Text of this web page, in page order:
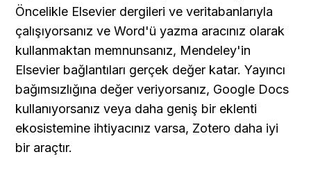
Öncelikle Elsevier dergileri ve veritabanlarıyla
çalışıyorsanız ve Word'ü yazma aracınız olarak
kullanmaktan memnunsanız, Mendeley'in
Elsevier bağlantıları gerçek değer katar. Yayıncı
bağımsızlığına değer veriyorsanız, Google Docs
kullanıyorsanız veya daha geniş bir eklenti
ekosistemine ihtiyacınız varsa, Zotero daha iyi
bir araçtır.